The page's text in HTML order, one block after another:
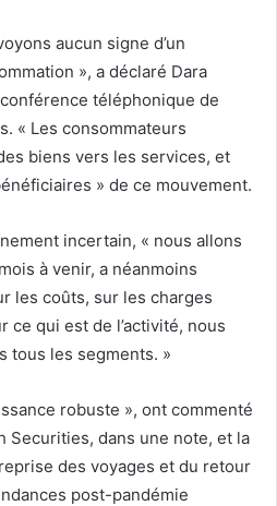
aucun signe d’un
», a déclaré Dara
téléphonique de
« Les consommateurs
biens vers les services, et
» de ce mouvement.
incertain, « nous allons
à venir, a néanmoins
les coûts, sur les charges
ce qui est de l’activité, nous
tous les segments. »
robuste », ont commenté
Securities, dans une note, et la
des voyages et du retour
post-pandémie